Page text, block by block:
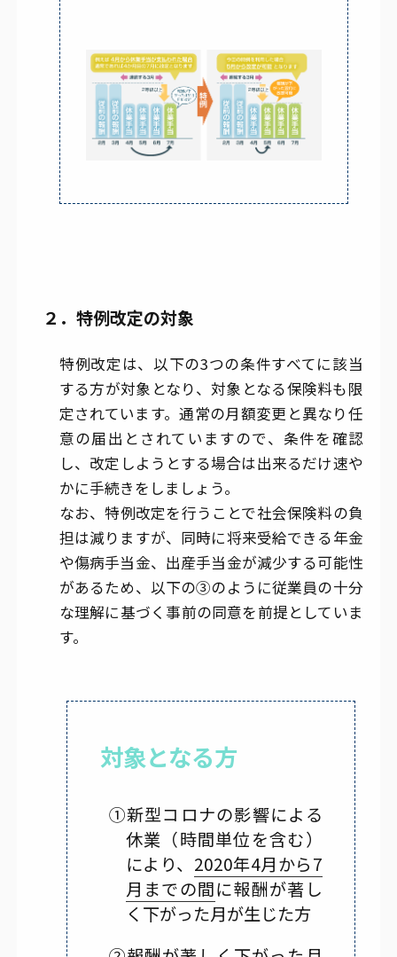
２．特例改定の対象
特例改定は、以下の3つの条件すべてに該当
する方が対象となり、対象となる保険料も限
定されています。通常の月額変更と異なり任
意の届出とされていますので、条件を確認
し、改定しようとする場合は出来るだけ速や
かに手続きをしましょう。
なお、特例改定を行うことで社会保険料の負
担は減りますが、同時に将来受給できる年金
や傷病手当金、出産手当金が減少する可能性
があるため、以下の③のように従業員の十分
な理解に基づく事前の同意を前提としていま
す。
対象となる方
①新型コロナの影響による
休業（時間単位を含む）
により、 2020年4月から7
月までの間に報酬が著し
く下がった月が生じた方